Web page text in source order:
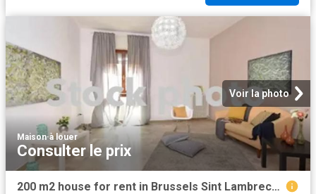
Voir la photo
Maison·à louer
Consulter le prix
200 m2 house for rent in Brussels Sint Lambrechts Woluwe